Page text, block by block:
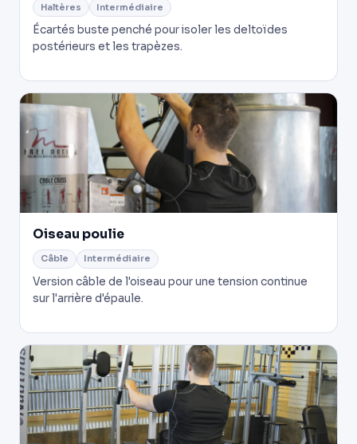
Haltères Intermédiaire
Écartés buste penché pour isoler les deltoïdes
postérieurs et les trapèzes.
Oiseau poulie
Câble Intermédiaire
Version câble de l'oiseau pour une tension continue
sur l'arrière d'épaule.